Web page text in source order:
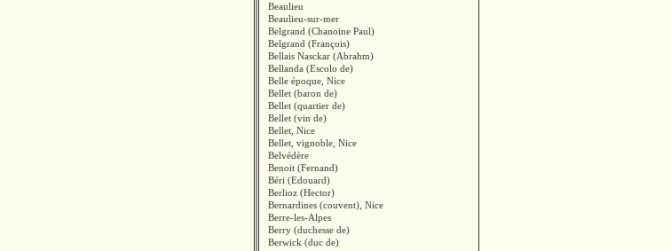
Beaulieu
Beaulieu-sur-mer
Belgrand (Chanoine Paul)
Belgrand (François)
Bellais Nasckar (Abrahm)
Bellanda (Escolo de)
Belle époque, Nice
Bellet (baron de)
Bellet (quartier de)
Bellet (vin de)
Bellet, Nice
Bellet, vignoble, Nice
Belvédère
Benoit (Fernand)
Béri (Edouard)
Berlioz (Hector)
Bernardines (couvent), Nice
Berre-les-Alpes
Berry (duchesse de)
Berwick (duc de)